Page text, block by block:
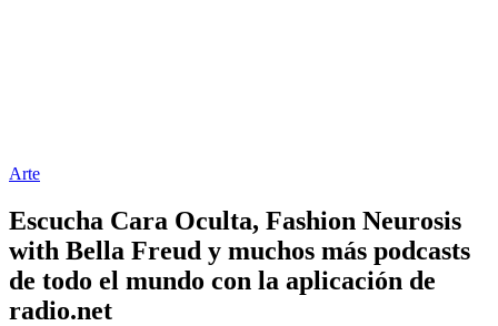
Arte
Escucha Cara Oculta, Fashion Neurosis
with Bella Freud y muchos más podcasts
de todo el mundo con la aplicación de
radio.net